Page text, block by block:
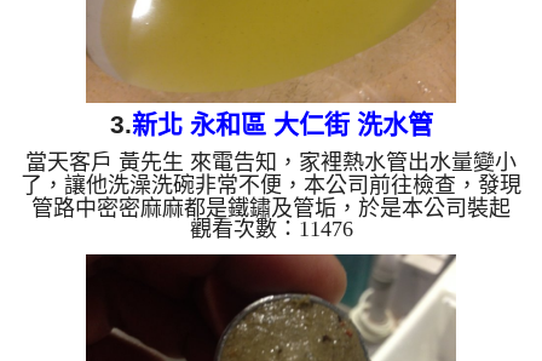
3.新北 永和區 大仁街 洗水管
當天客戶 黃先生 來電告知，家裡熱水管出水量變小
了，讓他洗澡洗碗非常不便，本公司前往檢查，發現
管路中密密麻麻都是鐵鏽及管垢，於是本公司裝起
水管清洗機 ，開始 洗水管 ，鏽水一直從水龍頭噴
出，如下影片，鏽水出水約十幾分鐘，讓黃先生嚇到
了，說原來他家水管這麼髒， 水管清洗 約兩個小時
後，水管出水量總算正常，客戶 黃先生 非常高興，
終於可以安心用水。 清洗水管, 水管清洗, 洗水管, 熱
水管堵塞, 熱水忽冷忽熱 ...
觀看次數：11476